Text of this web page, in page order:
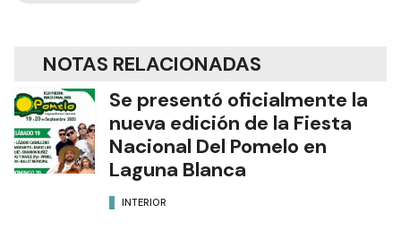
NOTAS RELACIONADAS
Se presentó oficialmente la
nueva edición de la Fiesta
Nacional Del Pomelo en
Laguna Blanca
INTERIOR